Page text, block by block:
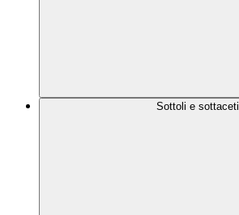
Sottoli e sottaceti